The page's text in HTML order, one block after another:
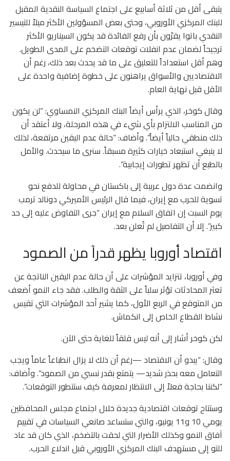
يتبقى أقل من ثلاثة أسابيع على اجتماع السياسة النقدية المقبل
للبنك المركزي الأوروبي، وحتى بعض المسؤولين الأكثر ميلاً للتيسير
النقدي باتوا يقرّون بأن رفع الفائدة قد يكون السيناريو الأكثر
ترجيحاً لضمان عدم انفلات توقعات التضخم على المدى الطويل.
وهم أقل استعداداً للتعليق على ما قد يحدث بعد ذلك، رغم أن
الاقتصاديين والأسواق يراهنون على خطوة إضافية واحدة على
الأقل قبل نهاية العام.
وقال كوخر، الذي يرأس أيضاً البنك المركزي النمساوي: “لن يكون
من المناسب الالتزام بأي شيء في هذه المرحلة، ولا أعتقد أن
ذلك منطقي حالياً أيضاً”. وأضاف: “حالة عدم اليقين مرتفعة، لذلك
لا ينبغي استبعاد خيارات كثيرة مسبقاً. سنرى ما سيحدث. والأمل
بالطبع أن تظهر تطورات إيجابية”.
وانضمت عدة دول عربية إلى باكستان في محاولة للدفع نحو
تسوية للحرب مع إيران، فيما قال الرئيس الأميركي دونالد ترمب
يوم السبت إن اتفاق السلام مع إيران “جرى التفاوض عليه إلى حد
كبير”. إلا أن التفاصيل لم تُعلن بعد.
اقتصاد أوروبا يظهر قدراً من الصمود
وفي أوروبا، تتزايد المؤشرات على أن حالة عدم اليقين الناتجة عن
تعثر المحادثات تؤثر سلباً على الثقة والطلب. فقد جاء النمو أضعف
من المتوقع في الربع الأول، كما يشير أحد المؤشرات التي تقيس
نشاط القطاع الخاص إلى انكماش.
لكن كوخر أشار إلى أنه ليس قلقاً للغاية حتى الآن.
وقال: “يبدو أن الاقتصاد —رغم أن ذلك لا يزال انطباعاً عاماً ويجب
التعامل معه بحذر شديد— يتمتع بقدر نسبي من الصمود”. وأضاف:
“لكننا بحاجة فعلاً إلى الانتظار لمعرفة كيف ستتطور التوقعات”.
وستتاح توقعات اقتصادية جديدة خلال اجتماع مجلس المحافظين
يومي 10 و11 يونيو، والتي ستساعد صانعي السياسات في تقييم
آفاق النمو وكذلك الأضرار التي لحقت بالتضخم، الذي كان قد عاد
للتو إلى مستهدف البنك المركزي الأوروبي قبل اندلاع الحرب.